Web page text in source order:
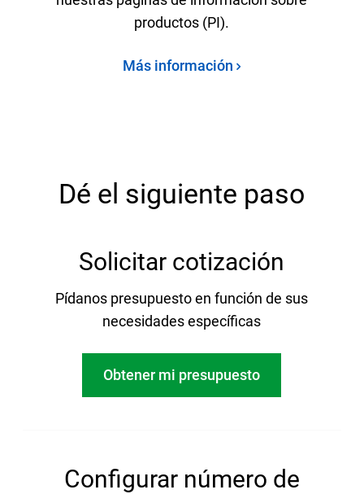
productos (PI).
Más información
Dé el siguiente paso
Solicitar cotización
Pídanos presupuesto en función de sus
necesidades específicas
Obtener mi presupuesto
Configurar número de